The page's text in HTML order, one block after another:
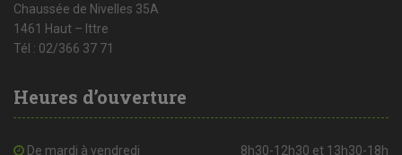
Chaussée de Nivelles 35A
1461 Haut – Ittre
Tél : 02/366 37 71
Heures d’ouverture
De mardi à vendredi 8h30-12h30 et 13h30-18h